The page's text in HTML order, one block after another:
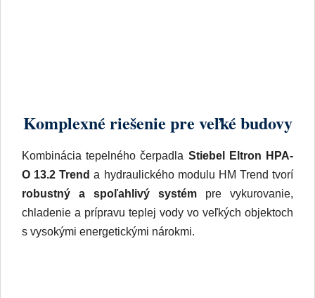
Komplexné riešenie pre veľké budovy
Kombinácia tepelného čerpadla Stiebel Eltron HPA-
O 13.2 Trend a hydraulického modulu HM Trend tvorí
robustný a spoľahlivý systém pre vykurovanie,
chladenie a prípravu teplej vody vo veľkých objektoch
s vysokými energetickými nárokmi.